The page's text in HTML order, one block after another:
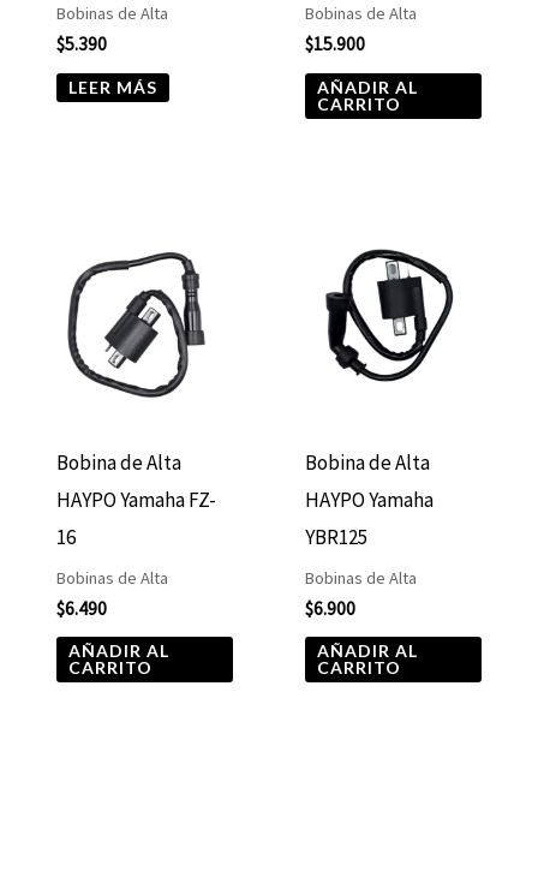
Bobinas de Alta
$5.390
LEER MÁS
Bobinas de Alta
$15.900
AÑADIR AL
CARRITO
Bobina de Alta
HAYPO Yamaha FZ-
16
Bobinas de Alta
$6.490
AÑADIR AL
CARRITO
Bobina de Alta
HAYPO Yamaha
YBR125
Bobinas de Alta
$6.900
AÑADIR AL
CARRITO